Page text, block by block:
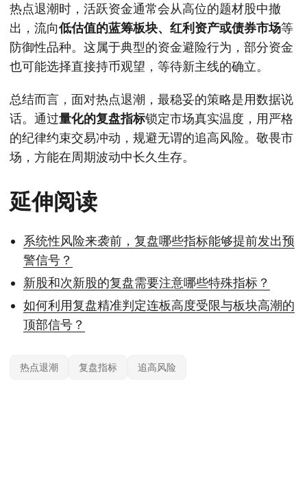
热点退潮时，活跃资金通常会从高位的题材股中撤
出，流向低估值的蓝筹板块、红利资产或债券市场等
防御性品种。这属于典型的资金避险行为，部分资金
也可能选择直接持币观望，等待新主线的确立。
总结而言，面对热点退潮，最稳妥的策略是用数据说
话。通过量化的复盘指标锁定市场真实温度，用严格
的纪律约束交易冲动，规避无谓的追高风险。敬畏市
场，方能在周期波动中长久生存。
延伸阅读
系统性风险来袭前，复盘哪些指标能够提前发出预
警信号？
新股和次新股的复盘需要注意哪些特殊指标？
如何利用复盘精准判定连板高度受限与板块高潮的
顶部信号？
热点退潮 复盘指标 追高风险